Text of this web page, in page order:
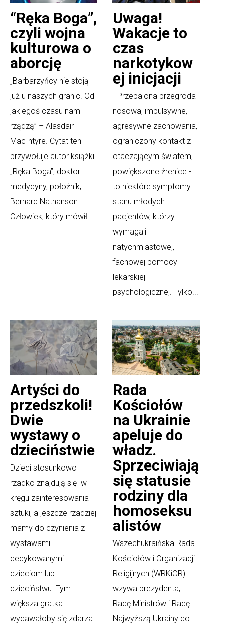
“Ręka Boga”,
czyli wojna
kulturowa o
aborcję
„Barbarzyńcy nie stoją
już u naszych granic. Od
jakiegoś czasu nami
rządzą” – Alasdair
MacIntyre. Cytat ten
przywołuje autor książki
„Ręka Boga”, doktor
medycyny, położnik,
Bernard Nathanson.
Człowiek, który mówił...
Uwaga!
Wakacje to
czas
narkotykow
ej inicjacji
- Przepalona przegroda
nosowa, impulsywne,
agresywne zachowania,
ograniczony kontakt z
otaczającym światem,
powiększone źrenice -
to niektóre symptomy
stanu młodych
pacjentów, którzy
wymagali
natychmiastowej,
fachowej pomocy
lekarskiej i
psychologicznej. Tylko...
Artyści do
przedszkoli!
Dwie
wystawy o
dzieciństwie
Dzieci stosunkowo
rzadko znajdują się w
kręgu zainteresowania
sztuki, a jeszcze rzadziej
mamy do czynienia z
wystawami
dedykowanymi
dzieciom lub
dzieciństwu. Tym
większa gratka
wydawałoby się zdarza
Rada
Kościołów
na Ukrainie
apeluje do
władz.
Sprzeciwiają
się statusie
rodziny dla
homoseksu
alistów
Wszechukraińska Rada
Kościołów i Organizacji
Religijnych (WRKiOR)
wzywa prezydenta,
Radę Ministrów i Radę
Najwyższą Ukrainy do